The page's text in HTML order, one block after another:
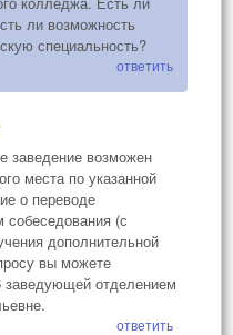
ли возможность
специальность?
ответить
заведение возможен
места по указанной
о переводе
собеседования (с
дополнительной
вы можете
заведующей отделением
ответить